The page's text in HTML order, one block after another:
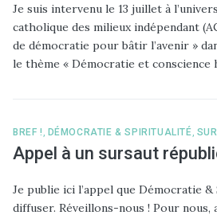
Je suis intervenu le 13 juillet à
catholique des milieux indépendant
de démocratie pour bâtir l’avenir »
le thème « Démocratie et conscience
BREF ! DÉMOCRATIE & SPIRITUALITÉ
Appel à un sursaut
Je publie ici l’appel que Démocratie
diffuser. Réveillons-nous ! Pour nous,